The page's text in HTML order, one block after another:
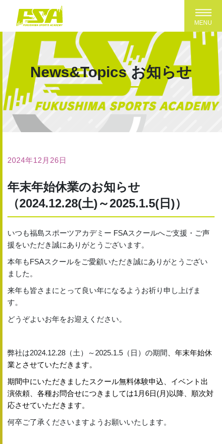
MENU
News&Topics お知らせ
2024年12月26日
年末年始休業のお知らせ
（2024.12.28(土)～2025.1.5(日)）
いつも福島スポーツアカデミー FSAスクールへご支援・ご声
援をいただき誠にありがとうございます。
本年もFSAスクールをご愛顧いただき誠にありがとうござい
ました。
来年も皆さまにとって良い年になるようお祈り申し上げま
す。
どうぞよいお年をお迎えください。
弊社は2024.12.28（土）～2025.1.5（日）の期間 、年末年始休
業とさせていただきます。
期間中にいただきましたスクール無料体験申込、イベント出
演依頼、 各種お問合せにつきましては1月6日(月)以降、順次対
応させていただきます。
何卒ご了承くださいますようお願いいたします。